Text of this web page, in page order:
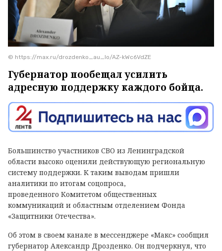
© https://max.ru/drozdenko_au_lo/AZ-kWc6VdZE
Губернатор пообещал усилить
адресную поддержку каждого бойца.
Большинство участников СВО из Ленинградской
области высоко оценили действующую региональную
систему поддержки. К таким выводам пришли
аналитики по итогам соцопроса,
проведенного Комитетом общественных
коммуникаций и областным отделением Фонда
«Защитники Отечества».
Об этом в своем канале в мессенджере «Макс» сообщил
губернатор Александр Дрозденко. Он подчеркнул, что